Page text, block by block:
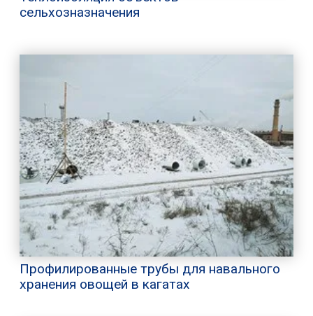
сельхозназначения
Профилированные трубы для навального
хранения овощей в кагатах